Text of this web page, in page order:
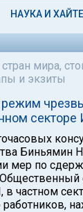
НАУКА И
мира,
и экзиты
секторе
Биньямин
мер по
частном
работников,